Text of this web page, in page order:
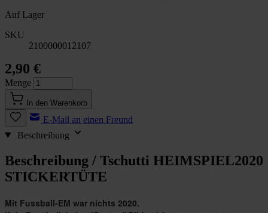
Auf Lager
SKU
2100000012107
2,90 €
Menge
In den Warenkorb
E-Mail an einen Freund
Beschreibung
Beschreibung / Tschutti HEIMSPIEL2020
STICKERTÜTE
Mit Fussball-EM war nichts 2020.